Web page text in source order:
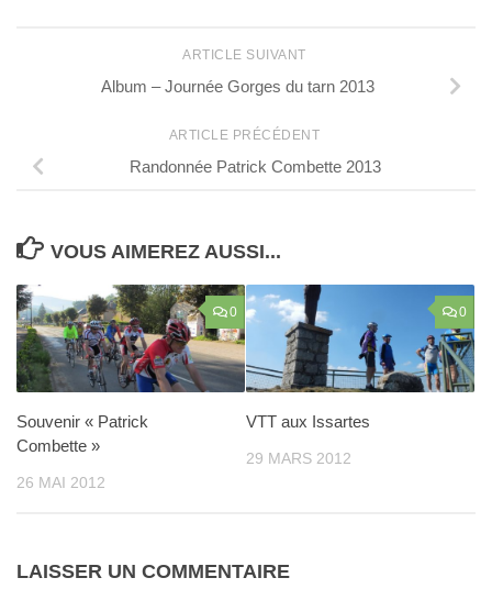
ARTICLE SUIVANT
Album – Journée Gorges du tarn 2013
ARTICLE PRÉCÉDENT
Randonnée Patrick Combette 2013
VOUS AIMEREZ AUSSI...
0
Souvenir « Patrick
Combette »
26 MAI 2012
0
VTT aux Issartes
29 MARS 2012
LAISSER UN COMMENTAIRE